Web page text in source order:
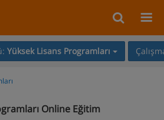
Yüksek Lisans Programları
Online Eğitim